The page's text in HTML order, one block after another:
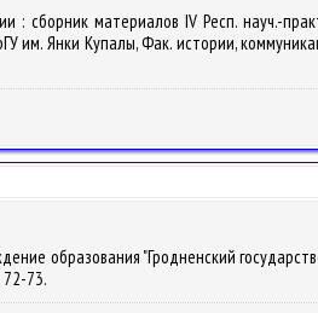
сборник материалов IV Респ. науч.-
им. Янки Купалы, Фак. истории,
образования "Гродненский
72-73.